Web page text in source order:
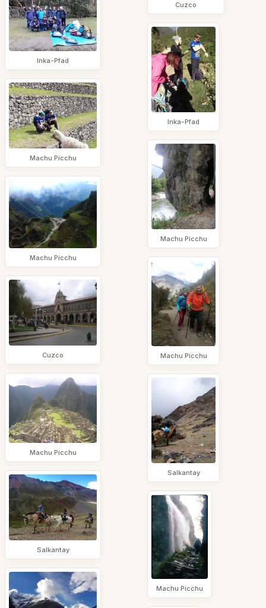
Inka-Pfad
Machu Picchu
Machu Picchu
Cuzco
Machu Picchu
Salkantay
Cuzco
Inka-Pfad
Machu Picchu
Machu Picchu
Salkantay
Machu Picchu